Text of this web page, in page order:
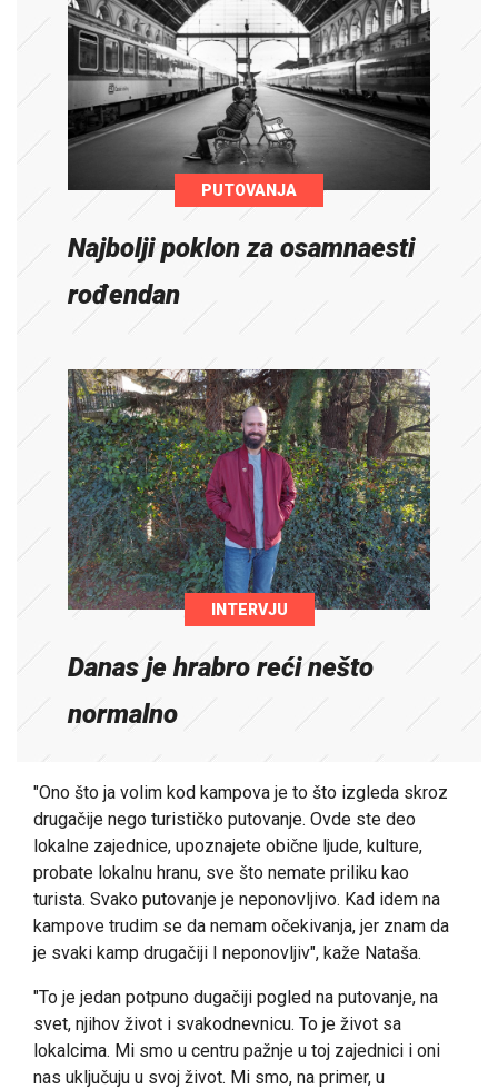
PUTOVANJA
Najbolji poklon za osamnaesti
rođendan
INTERVJU
Danas je hrabro reći nešto
normalno
"Ono što ja volim kod kampova je to što izgleda skroz
drugačije nego turističko putovanje. Ovde ste deo
lokalne zajednice, upoznajete obične ljude, kulture,
probate lokalnu hranu, sve što nemate priliku kao
turista. Svako putovanje je neponovljivo. Kad idem na
kampove trudim se da nemam očekivanja, jer znam da
je svaki kamp drugačiji I neponovljiv", kaže Nataša.
"To je jedan potpuno dugačiji pogled na putovanje, na
svet, njihov život i svakodnevnicu. To je život sa
lokalcima. Mi smo u centru pažnje u toj zajednici i oni
nas uključuju u svoj život. Mi smo, na primer, u